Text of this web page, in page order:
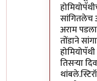
सांगितलेच
अराम
तोंडाने
तिसऱ्या